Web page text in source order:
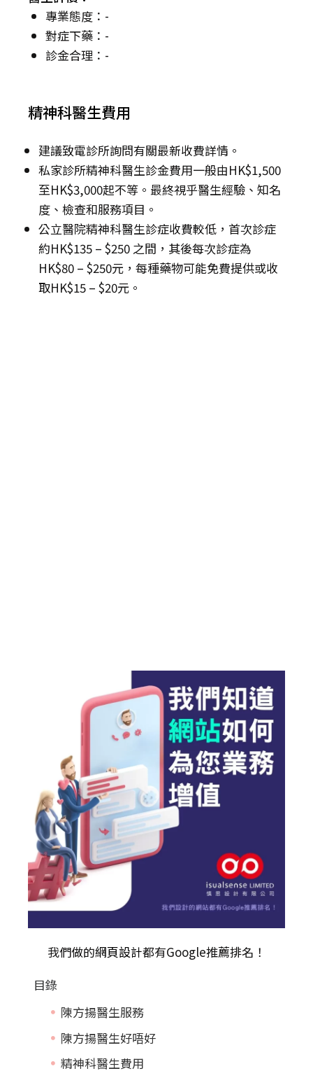
專業態度：-
對症下藥：-
診金合理：-
精神科醫生費用
建議致電診所詢問有關最新收費詳情。
私家診所精神科醫生診金費用一般由HK$1,500
至HK$3,000起不等。最終視乎醫生經驗、知名
度、檢查和服務項目。
公立醫院精神科醫生診症收費較低，首次診症
約HK$135 – $250 之間，其後每次診症為
HK$80 – $250元，每種藥物可能免費提供或收
取HK$15 – $20元。
我們做的網頁設計都有Google推薦排名！
目錄
陳方揚醫生服務
陳方揚醫生好唔好
精神科醫生費用